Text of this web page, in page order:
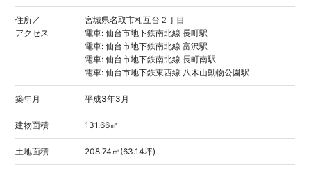
住所／
アクセス
宮城県名取市相互台２丁目
電車: 仙台市地下鉄南北線 長町駅
電車: 仙台市地下鉄南北線 富沢駅
電車: 仙台市地下鉄南北線 長町南駅
電車: 仙台市地下鉄東西線 八木山動物公園駅
築年月 平成3年3月
建物面積 131.66㎡
土地面積 208.74㎡(63.14坪)